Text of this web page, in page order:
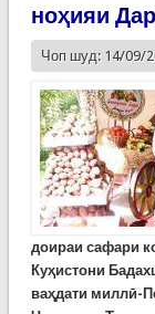
ноҳияи
Чоп шуд: 14/09/
доираи сафари
Куҳистони
ваҳдати миллӣ-